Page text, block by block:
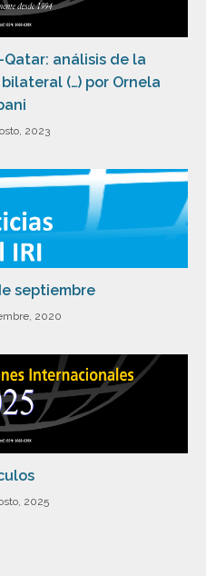
análisis de la
(…) por Ornela
2023
septiembre
2020
2025